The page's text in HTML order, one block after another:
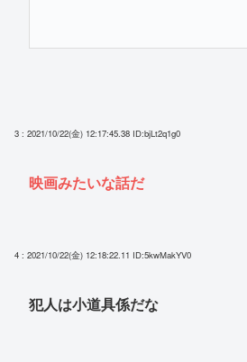
3 : 2021/10/22(金) 12:17:45.38 ID:bjLt2q1g0
映画みたいな話だ
4 : 2021/10/22(金) 12:18:22.11 ID:5kwMakYV0
犯人は小道具係だな